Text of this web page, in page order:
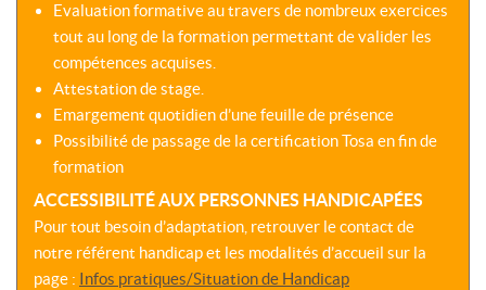
Evaluation formative au travers de nombreux exercices
tout au long de la formation permettant de valider les
compétences acquises.
Attestation de stage.
Emargement quotidien d’une feuille de présence
Possibilité de passage de la certification Tosa en fin de
formation
ACCESSIBILITÉ AUX PERSONNES HANDICAPÉES
Pour tout besoin d’adaptation, retrouver le contact de
notre référent handicap et les modalités d’accueil sur la
page : Infos pratiques/Situation de Handicap